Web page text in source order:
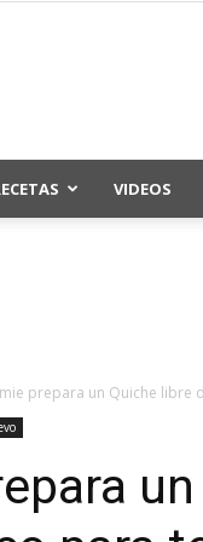
VIDEOS
prepara un Quiche